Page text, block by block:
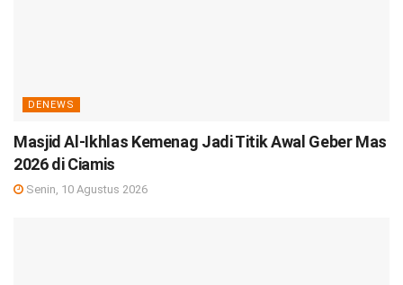
DENEWS
Masjid Al-Ikhlas Kemenag Jadi Titik Awal Geber Mas
2026 di Ciamis
Senin, 10 Agustus 2026